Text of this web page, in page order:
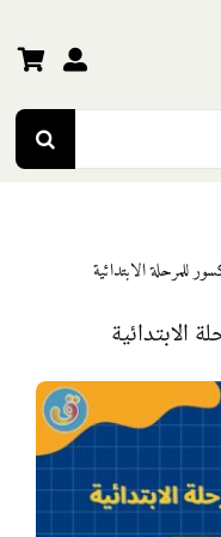
للمرحلة الابتدائية
الابتدائية